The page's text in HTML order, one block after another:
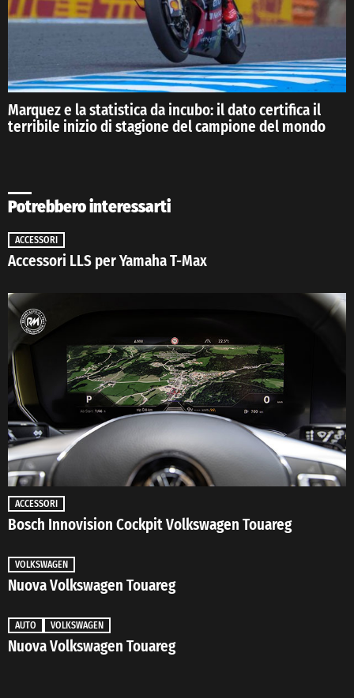
Marquez e la statistica da incubo: il dato certifica il
terribile inizio di stagione del campione del mondo
Potrebbero interessarti
ACCESSORI
Accessori LLS per Yamaha T-Max
ACCESSORI
Bosch Innovision Cockpit Volkswagen Touareg
VOLKSWAGEN
Nuova Volkswagen Touareg
AUTO VOLKSWAGEN
Nuova Volkswagen Touareg